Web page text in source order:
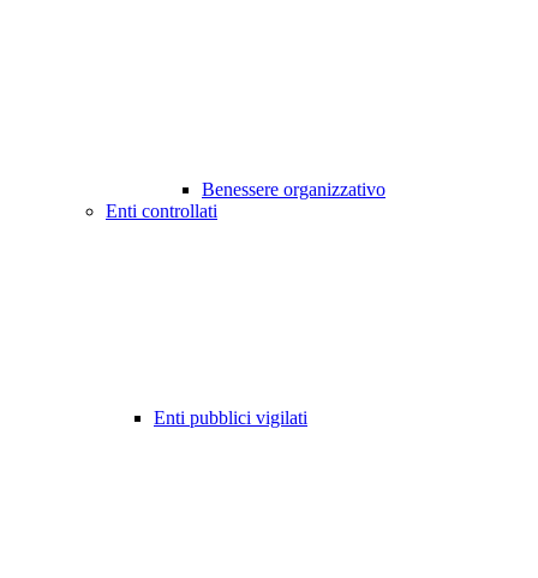
Benessere organizzativo
Enti controllati
Enti pubblici vigilati